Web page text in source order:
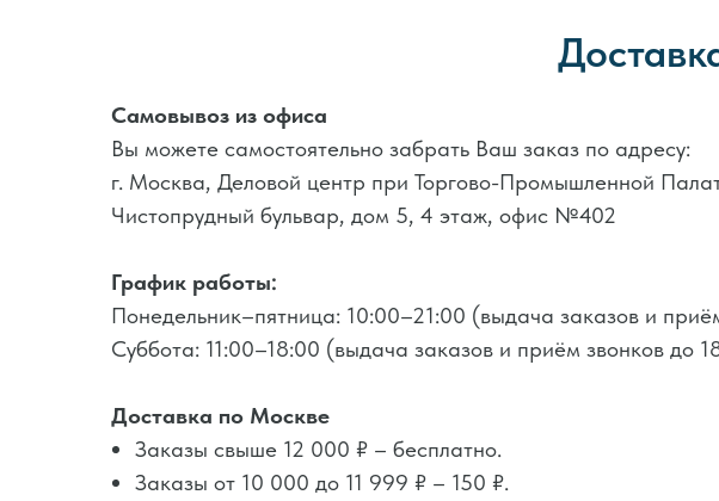
Самовывоз из офиса
Вы можете самостоятельно забрать Ваш заказ по адресу:
г. Москва, Деловой центр при Торгово-Промышленной
Чистопрудный бульвар, дом 5, 4 этаж, офис №402
График работы:
Понедельник–пятница: 10:00–21:00 (выдача заказов и
Суббота: 11:00–18:00 (выдача заказов и приём звонков до
Доставка по Москве
Заказы свыше 12 000 ₽ – бесплатно.
Заказы от 10 000 до 11 999 ₽ – 150 ₽.